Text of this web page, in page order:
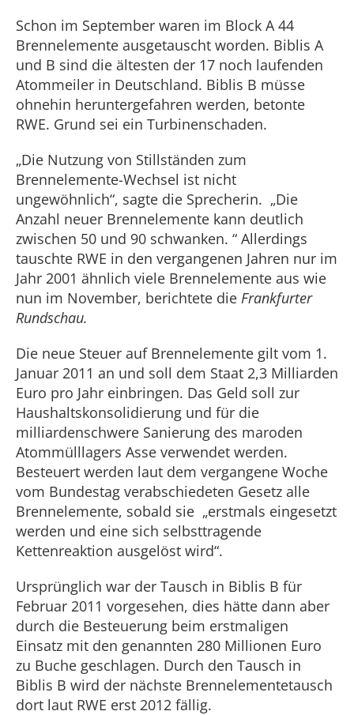
Schon im September waren im Block A 44
Brennelemente ausgetauscht worden. Biblis A
und B sind die ältesten der 17 noch laufenden
Atommeiler in Deutschland. Biblis B müsse
ohnehin heruntergefahren werden, betonte
RWE. Grund sei ein Turbinenschaden.
„Die Nutzung von Stillständen zum
Brennelemente-Wechsel ist nicht
ungewöhnlich“, sagte die Sprecherin. „Die
Anzahl neuer Brennelemente kann deutlich
zwischen 50 und 90 schwanken. “ Allerdings
tauschte RWE in den vergangenen Jahren nur im
Jahr 2001 ähnlich viele Brennelemente aus wie
nun im November, berichtete die Frankfurter
Rundschau.
Die neue Steuer auf Brennelemente gilt vom 1.
Januar 2011 an und soll dem Staat 2,3 Milliarden
Euro pro Jahr einbringen. Das Geld soll zur
Haushaltskonsolidierung und für die
milliardenschwere Sanierung des maroden
Atommülllagers Asse verwendet werden.
Besteuert werden laut dem vergangene Woche
vom Bundestag verabschiedeten Gesetz alle
Brennelemente, sobald sie „erstmals eingesetzt
werden und eine sich selbsttragende
Kettenreaktion ausgelöst wird“.
Ursprünglich war der Tausch in Biblis B für
Februar 2011 vorgesehen, dies hätte dann aber
durch die Besteuerung beim erstmaligen
Einsatz mit den genannten 280 Millionen Euro
zu Buche geschlagen. Durch den Tausch in
Biblis B wird der nächste Brennelementetausch
dort laut RWE erst 2012 fällig.